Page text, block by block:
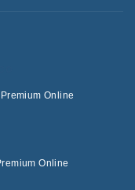
Online
Online